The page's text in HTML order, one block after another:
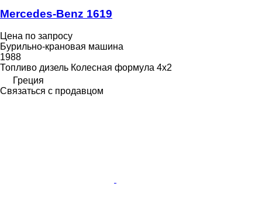
Mercedes-Benz 1619
Цена по запросу
Бурильно-крановая машина
1988
Топливо дизель Колесная формула 4x2
Греция
Связаться с продавцом